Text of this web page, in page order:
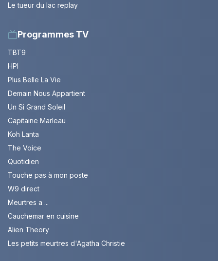
Le tueur du lac replay
Programmes TV
TBT9
HPI
Plus Belle La Vie
Demain Nous Appartient
Un Si Grand Soleil
Capitaine Marleau
Koh Lanta
The Voice
Quotidien
Touche pas à mon poste
W9 direct
Meurtres a ...
Cauchemar en cuisine
Alien Theory
Les petits meurtres d'Agatha Christie